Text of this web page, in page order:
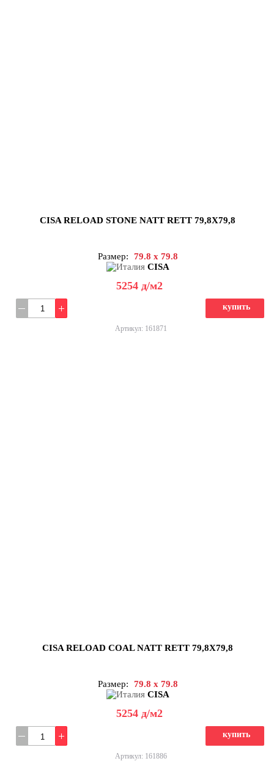
CISA RELOAD STONE NATT RETT 79,8X79,8
Размер:
79.8 x 79.8
CISA
5254 д/м2
купить
Артикул: 161871
CISA RELOAD COAL NATT RETT 79,8X79,8
Размер:
79.8 x 79.8
CISA
5254 д/м2
купить
Артикул: 161886